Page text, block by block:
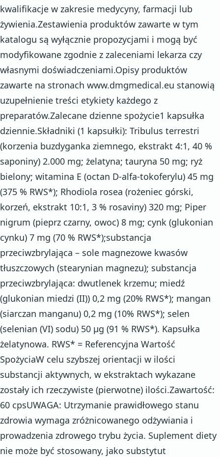
kwalifikacje w zakresie medycyny, farmacji lub
żywienia.Zestawienia produktów zawarte w tym
katalogu są wyłącznie propozycjami i mogą być
modyfikowane zgodnie z zaleceniami lekarza czy
własnymi doświadczeniami.Opisy produktów
zawarte na stronach www.dmgmedical.eu stanowią
uzupełnienie treści etykiety każdego z
preparatów.Zalecane dzienne spożycie1 kapsułka
dziennie.Składniki (1 kapsułki): Tribulus terrestri
(korzenia buzdyganka ziemnego, ekstrakt 4:1, 40 %
saponiny) 2.000 mg; żelatyna; tauryna 50 mg; ryż
bielony; witamina E (octan D-alfa-tokoferylu) 45 mg
(375 % RWS*); Rhodiola rosea (rożeniec górski,
korzeń, ekstrakt 10:1, 3 % rosaviny) 320 mg; Piper
nigrum (pieprz czarny, owoc) 8 mg; cynk (glukonian
cynku) 7 mg (70 % RWS*);substancja
przeciwzbrylająca – sole magnezowe kwasów
tłuszczowych (stearynian magnezu); substancja
przeciwzbrylająca: dwutlenek krzemu; miedź
(glukonian miedzi (II)) 0,2 mg (20% RWS*); mangan
(siarczan manganu) 0,2 mg (10% RWS*); selen
(selenian (VI) sodu) 50 µg (91 % RWS*). Kapsułka
żelatynowa. RWS* = Referencyjna Wartość
SpożyciaW celu szybszej orientacji w ilości
substancji aktywnych, w ekstraktach wykazane
zostały ich rzeczywiste (pierwotne) ilości.Zawartość:
60 cpsUWAGA: Utrzymanie prawidłowego stanu
zdrowia wymaga zróżnicowanego odżywiania i
prowadzenia zdrowego trybu życia. Suplement diety
nie może być stosowany, jako substytut